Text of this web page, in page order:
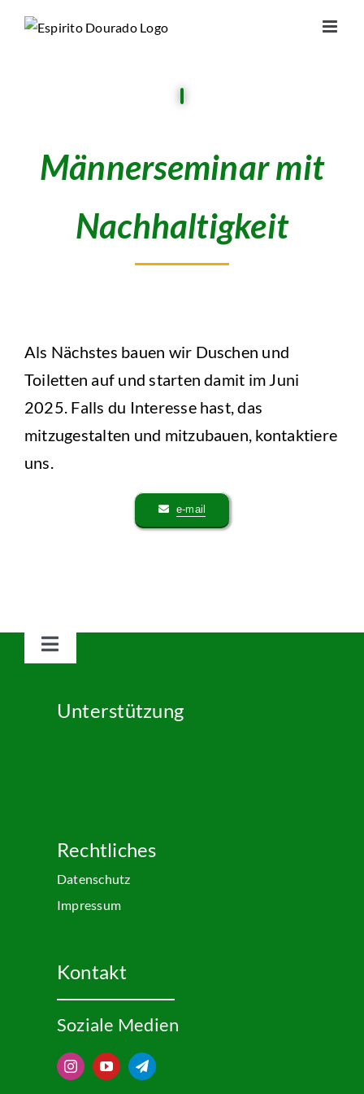
Inhalt
Männerseminar mit
Nachhaltigkeit
Als Nächstes bauen wir Duschen und
Toiletten auf und starten damit im Juni
2025. Falls du Interesse hast, das
mitzugestalten und mitzubauen, kontaktiere
uns.
e-mail
Toggle
Unterstützung
Rechtliches
Datenschutz
Impressum
Kontakt
Soziale Medien